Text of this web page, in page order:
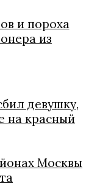
и пороха
из
девушку,
на красный
Москвы